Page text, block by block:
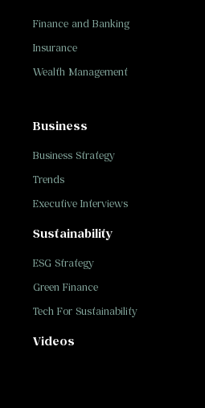
Finance and Banking
Insurance
Wealth Management
Business
Business Strategy
Trends
Executive Interviews
Sustainability
ESG Strategy
Green Finance
Tech For Sustainability
Videos